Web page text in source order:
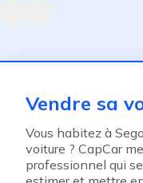
Vendre sa
Vous habitez à
voiture ? CapCar
professionnel qui